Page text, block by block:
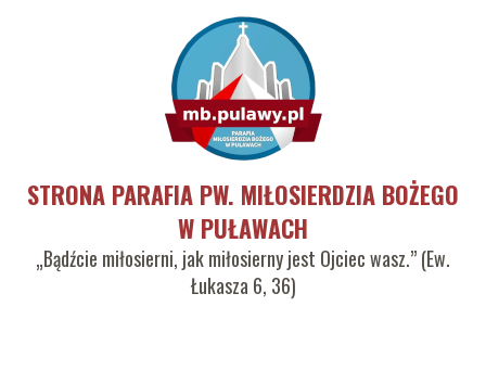
STRONA PARAFIA PW. MIŁOSIERDZIA BOŻEGO
W PUŁAWACH
„Bądźcie miłosierni, jak miłosierny jest Ojciec wasz.” (Ew.
Łukasza 6, 36)